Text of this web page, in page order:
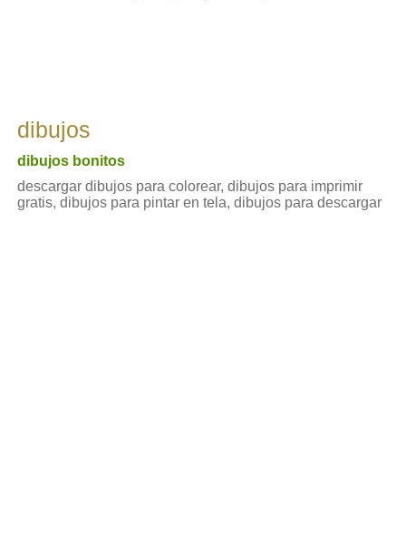
dibujos
dibujos bonitos
descargar dibujos para colorear, dibujos para imprimir
gratis, dibujos para pintar en tela, dibujos para descargar